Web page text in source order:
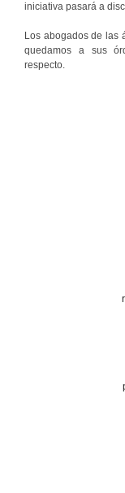
iniciativa pasará a
Los abogados de las
quedamos a sus
respecto.